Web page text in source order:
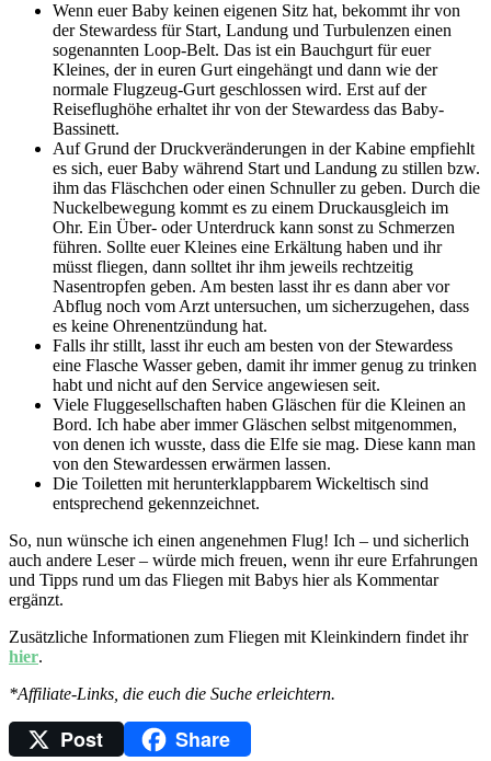
Wenn euer Baby keinen eigenen Sitz hat, bekommt ihr von
der Stewardess für Start, Landung und Turbulenzen einen
sogenannten Loop-Belt. Das ist ein Bauchgurt für euer
Kleines, der in euren Gurt eingehängt und dann wie der
normale Flugzeug-Gurt geschlossen wird. Erst auf der
Reiseflughöhe erhaltet ihr von der Stewardess das Baby-
Bassinett.
Auf Grund der Druckveränderungen in der Kabine empfiehlt
es sich, euer Baby während Start und Landung zu stillen bzw.
ihm das Fläschchen oder einen Schnuller zu geben. Durch die
Nuckelbewegung kommt es zu einem Druckausgleich im
Ohr. Ein Über- oder Unterdruck kann sonst zu Schmerzen
führen. Sollte euer Kleines eine Erkältung haben und ihr
müsst fliegen, dann solltet ihr ihm jeweils rechtzeitig
Nasentropfen geben. Am besten lasst ihr es dann aber vor
Abflug noch vom Arzt untersuchen, um sicherzugehen, dass
es keine Ohrenentzündung hat.
Falls ihr stillt, lasst ihr euch am besten von der Stewardess
eine Flasche Wasser geben, damit ihr immer genug zu trinken
habt und nicht auf den Service angewiesen seit.
Viele Fluggesellschaften haben Gläschen für die Kleinen an
Bord. Ich habe aber immer Gläschen selbst mitgenommen,
von denen ich wusste, dass die Elfe sie mag. Diese kann man
von den Stewardessen erwärmen lassen.
Die Toiletten mit herunterklappbarem Wickeltisch sind
entsprechend gekennzeichnet.
So, nun wünsche ich einen angenehmen Flug! Ich – und sicherlich
auch andere Leser – würde mich freuen, wenn ihr eure Erfahrungen
und Tipps rund um das Fliegen mit Babys hier als Kommentar
ergänzt.
Zusätzliche Informationen zum Fliegen mit Kleinkindern findet ihr
hier.
*Affiliate-Links, die euch die Suche erleichtern.
Post Share